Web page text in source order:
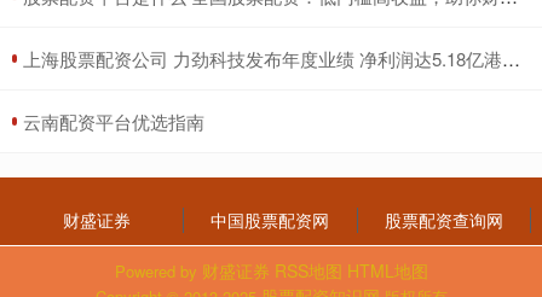
​上海股票配资公司 力劲科技发布年度业绩 净利润达5.18亿港元毛利率为27.2%
​云南配资平台优选指南
财盛证券 中国股票配资网 股票配资查询网
Powered by 财盛证券 RSS地图 HTML地图